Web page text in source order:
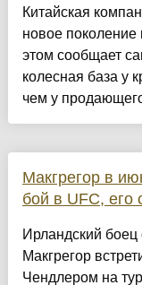
Китайская
новое поколение
этом сообщает
колесная база у
чем у
Макгрегор в
бой в UFC, его
Ирландский
Макгрегор
Чендлером на